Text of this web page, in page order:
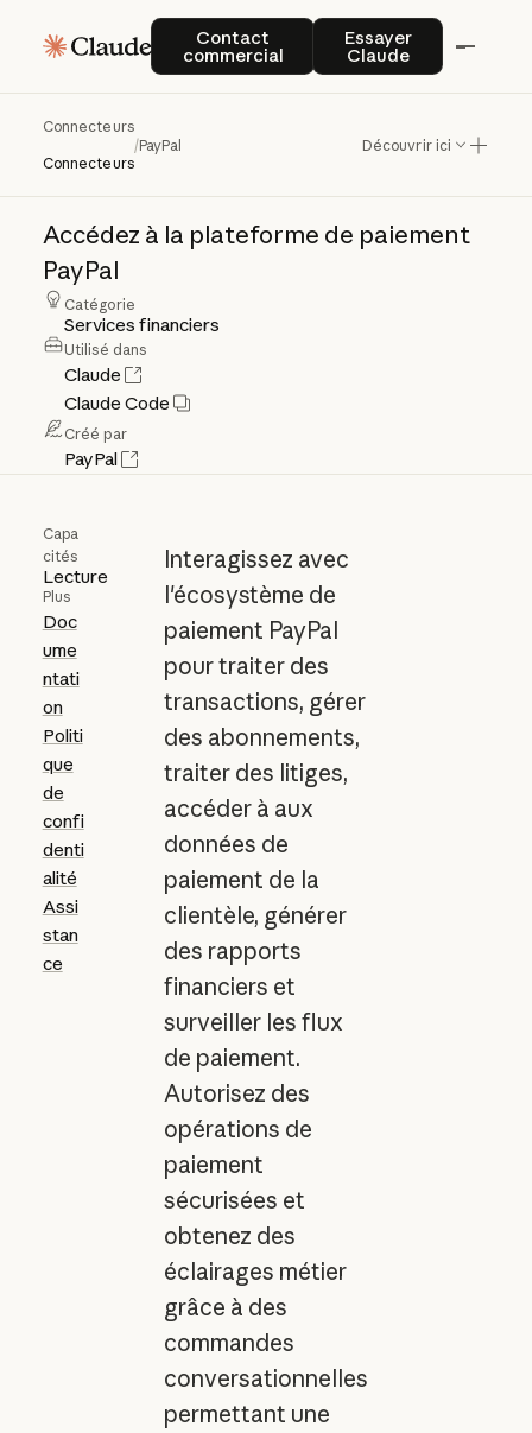
Contact
commercial
Contact commercial
Essayer
Claude
Essayer Claude
Connecteurs
Connecteurs
/PayPal Découvrir ici
PayPal
Accédez à la plateforme de paiement
PayPal
Catégorie
Services financiers
Utilisé dans
Claude
Claude Code
Créé par
PayPal
Capa
cités
Lecture
Plus
Doc
ume
ntati
on
Politi
que
de
confi
denti
alité
Assi
stan
ce
Interagissez avec
l'écosystème de
paiement PayPal
pour traiter des
transactions, gérer
des abonnements,
traiter des litiges,
accéder à aux
données de
paiement de la
clientèle, générer
des rapports
financiers et
surveiller les flux
de paiement.
Autorisez des
opérations de
paiement
sécurisées et
obtenez des
éclairages métier
grâce à des
commandes
conversationnelles
permettant une